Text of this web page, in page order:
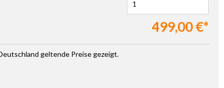
499,00 €*
geltende Preise gezeigt.